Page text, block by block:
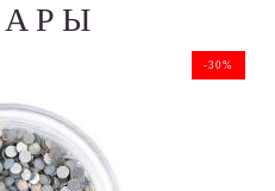
-30%